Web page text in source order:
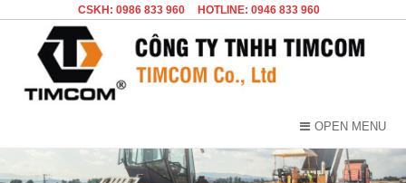
CSKH: 0986 833 960 HOTLINE: 0946 833 960
OPEN MENU